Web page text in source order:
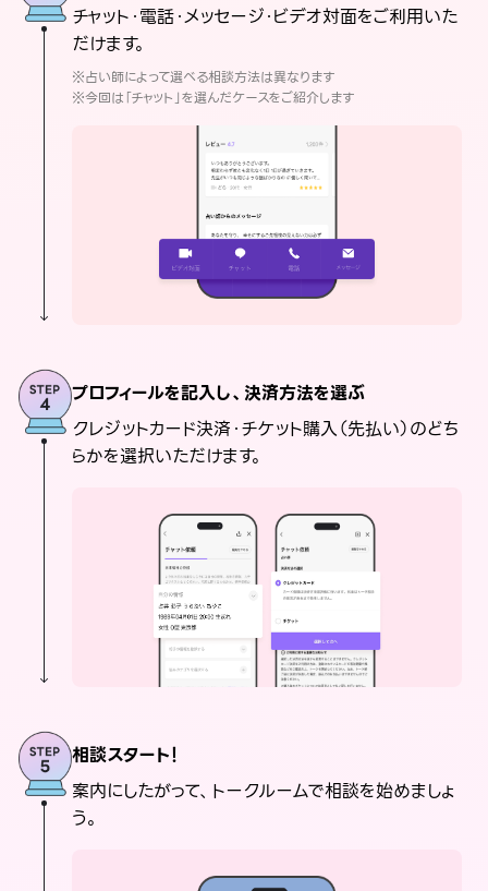
チャット・電話・メッセージ・ビデオ対面をご利用いた
だけます。
※占い師によって選べる相談方法は異なります
※今回は「チャット」を選んだケースをご紹介します
プロフィールを記入し、決済方法を選ぶ
クレジットカード決済・チケット購入（先払い）のどち
らかを選択いただけます。
相談スタート！
案内にしたがって、トークルームで相談を始めましょ
う。